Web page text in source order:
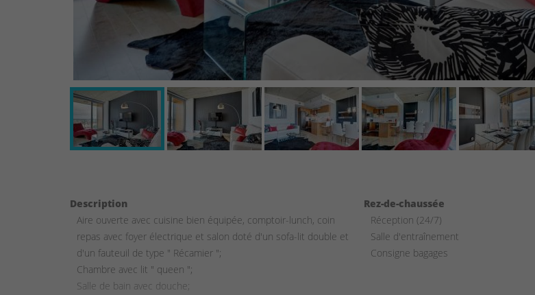
Description
Aire ouverte avec cuisine bien équipée, comptoir-lunch, coin
repas avec foyer électrique et salon doté d'un sofa-lit double et
d'un fauteuil de type " Récamier ";
Chambre avec lit " queen ";
Salle de bain avec douche;
Rez-de-chaussée
Réception (24/7)
Salle d'entraînement
Consigne bagages